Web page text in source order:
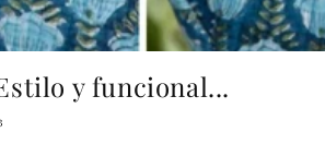
y funcional...